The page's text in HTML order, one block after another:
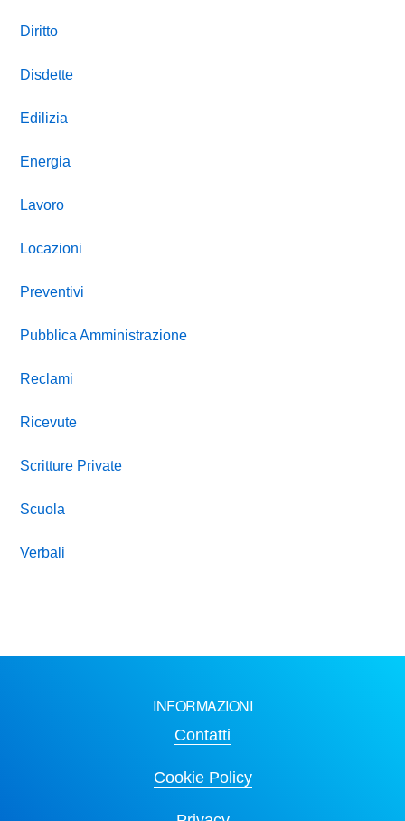
Diritto
Disdette
Edilizia
Energia
Lavoro
Locazioni
Preventivi
Pubblica Amministrazione
Reclami
Ricevute
Scritture Private
Scuola
Verbali
INFORMAZIONI
Contatti
Cookie Policy